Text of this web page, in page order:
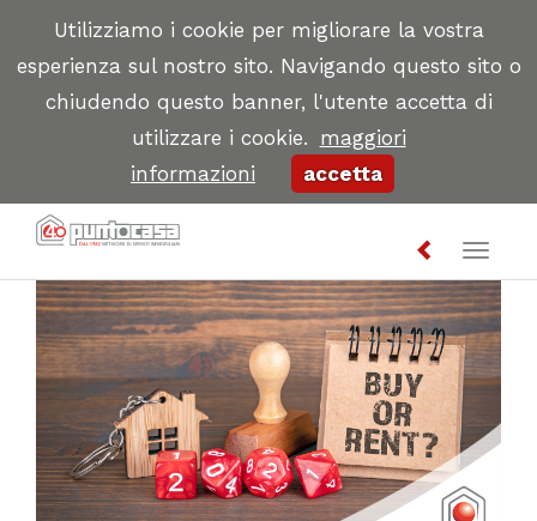
Utilizziamo i cookie per migliorare la vostra
esperienza sul nostro sito. Navigando questo sito o
chiudendo questo banner, l'utente accetta di
utilizzare i cookie. maggiori
informazioni
accetta
Toggle